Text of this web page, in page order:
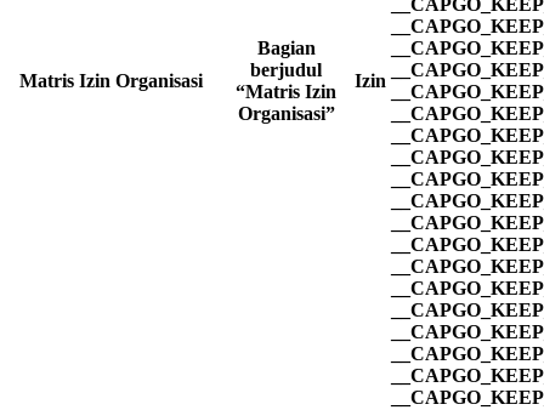
Matris Izin Organisasi
Bagian
berjudul
“Matris Izin
Organisasi”
Izin